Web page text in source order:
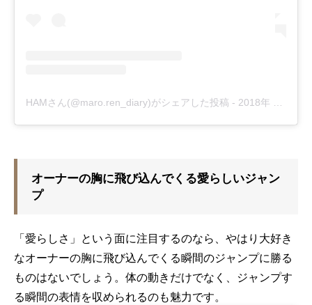
HAMさん(@maro.ren_diary)がシェアした投稿 - 2018年 2月月3日午後2時01分PST
オーナーの胸に飛び込んでくる愛らしいジャン
プ
「愛らしさ」という面に注目するのなら、やはり大好き
なオーナーの胸に飛び込んでくる瞬間のジャンプに勝る
ものはないでしょう。体の動きだけでなく、ジャンプす
る瞬間の表情を収められるのも魅力です。